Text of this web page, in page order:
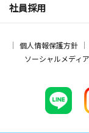
社員採用
個人情報保護方針
ソーシャルメディ